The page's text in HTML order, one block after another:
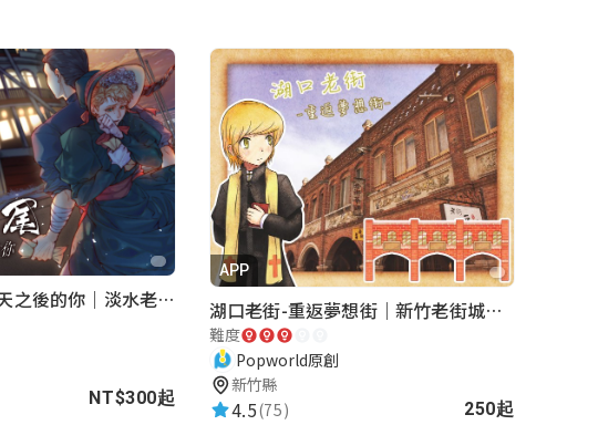
再會滬尾—致那天之後的你｜淡水老街實境遊戲｜實體遊戲盒
NT$300起
APP
湖口老街-重返夢想街｜新竹老街城市解謎
難度
Popworld原創
新竹縣
4.5(75) 250起